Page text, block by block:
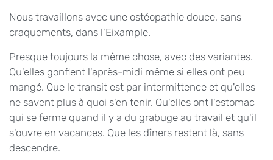
Nous travaillons avec une ostéopathie douce, sans
craquements, dans l'Eixample.
Presque toujours la même chose, avec des variantes.
Qu'elles gonflent l'après-midi même si elles ont peu
mangé. Que le transit est par intermittence et qu'elles
ne savent plus à quoi s'en tenir. Qu'elles ont l'estomac
qui se ferme quand il y a du grabuge au travail et qu'il
s'ouvre en vacances. Que les dîners restent là, sans
descendre.